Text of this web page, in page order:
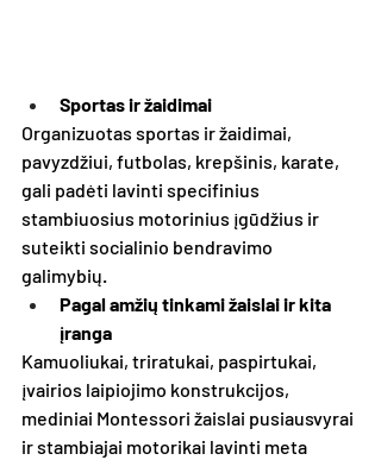
Sportas ir žaidimai
Organizuotas sportas ir žaidimai,
pavyzdžiui, futbolas, krepšinis, karate,
gali padėti lavinti specifinius
stambiuosius motorinius įgūdžius ir
suteikti socialinio bendravimo
galimybių.
Pagal amžių tinkami žaislai ir kita
įranga
Kamuoliukai, triratukai, paspirtukai,
įvairios laipiojimo konstrukcijos,
mediniai Montessori žaislai pusiausvyrai
ir stambiajai motorikai lavinti meta